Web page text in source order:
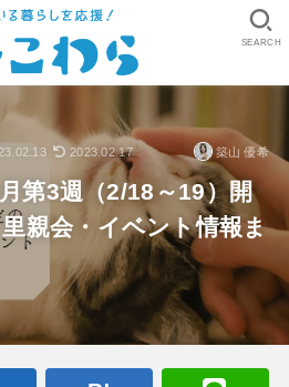
SEARCH
2023.02.17 築山 優希
第3週（2/18～19）開
親会・イベント情報ま